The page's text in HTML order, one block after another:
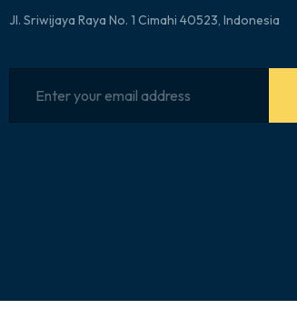
Jl. Sriwijaya Raya No. 1 Cimahi 40523, Indonesia